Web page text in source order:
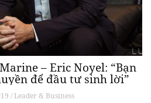
– Eric Noyel: “Bạn
để đầu tư sinh lời”
/ Leader & Business